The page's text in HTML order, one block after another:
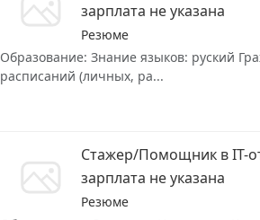
зарплата не указана
Резюме
Образование: Знание языков: руский
расписаний (личных, ра...
Стажер/Помощник в IT-
зарплата не указана
Резюме